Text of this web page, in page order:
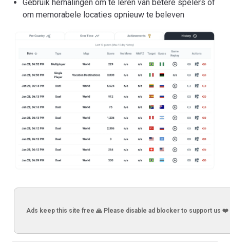
Gebruik herhalingen om te leren van betere spelers of
om memorabele locaties opnieuw te beleven
Ads keep this site free 🙏 Please disable ad blocker to support us ❤️